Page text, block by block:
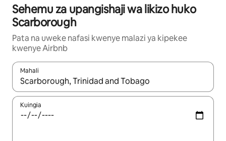
Sehemu za upangishaji wa likizo huko
Scarborough
Pata na uweke nafasi kwenye malazi ya kipekee
kwenye Airbnb
Mahali
Wakati matokeo yanapatikana, vinjari kwa kutumia vitufe vya
Kuingia